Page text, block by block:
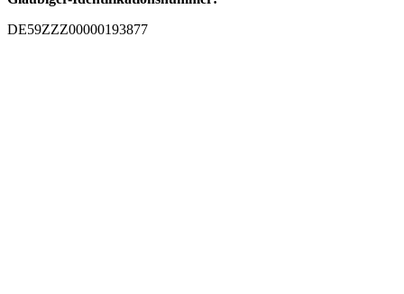
DE59ZZZ00000193877